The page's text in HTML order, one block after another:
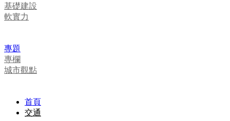
基礎建設
軟實力
專題
專欄
城市觀點
首頁
交通